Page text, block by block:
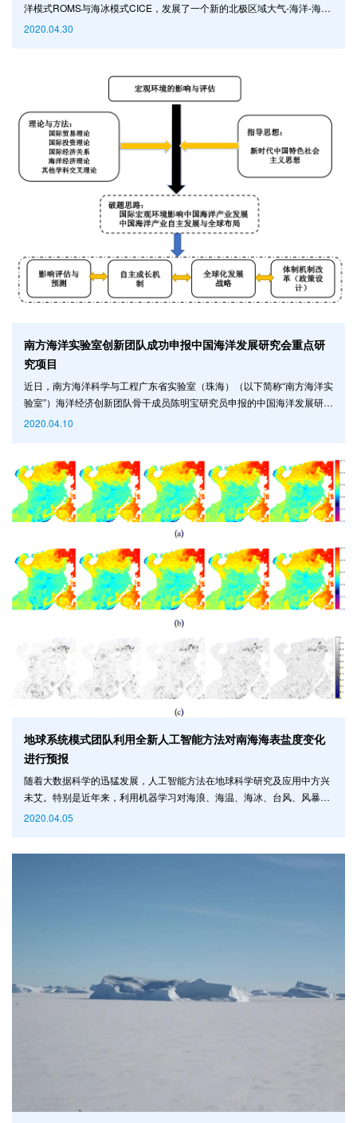
洋模式ROMS与海冰模式CICE，发展了一个新的北极区域大气-海洋-海冰
耦合模式，并成功开展了北极海冰季节预测。研究成果于2020年4月在地
博士后杨朝渊博士，通讯作者是团队首席科学家刘骥平教授。 北极海冰的
快速减少和变薄已引起了国际上的广泛关注，同时也对许多利益相关者提
出了挑战，例如
2020.04.30
南方海洋实验室创新团队成功申报中国海洋发展研究会重点研
究项目
近日，南方海洋科学与工程广东省实验室（珠海）（以下简称“南方海洋实
验室”）海洋经济创新团队骨干成员陈明宝研究员申报的中国海洋发展研究
会重点研究项目《重点海洋产业“走出去”问题和政策研究》获批立项。 近
和政策研究》项目拟通过交叉学科的协同创新，建立评估模型，对海洋产
业“走出去”发展所
2020.04.10
地球系统模式团队利用全新人工智能方法对南海海表盐度变化
进行预报
随着大数据科学的迅猛发展，人工智能方法在地球科学研究及应用中方兴
未艾。特别是近年来，利用机器学习对海浪、海温、海冰、台风、风暴潮
等海洋要素的预报显示出了速度快、准确度高、占用资源小、操作简单等
2020.04.05